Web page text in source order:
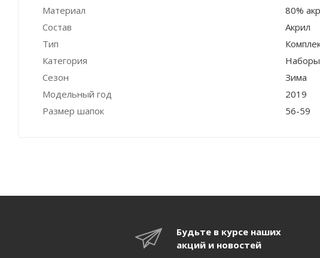
Материал
80%
Состав
Акрил
Тип
Категория
Наборы
Сезон
Зима
Модельный год
2019
Размер шапок
56-59
Будьте в курсе наших
акций и новостей